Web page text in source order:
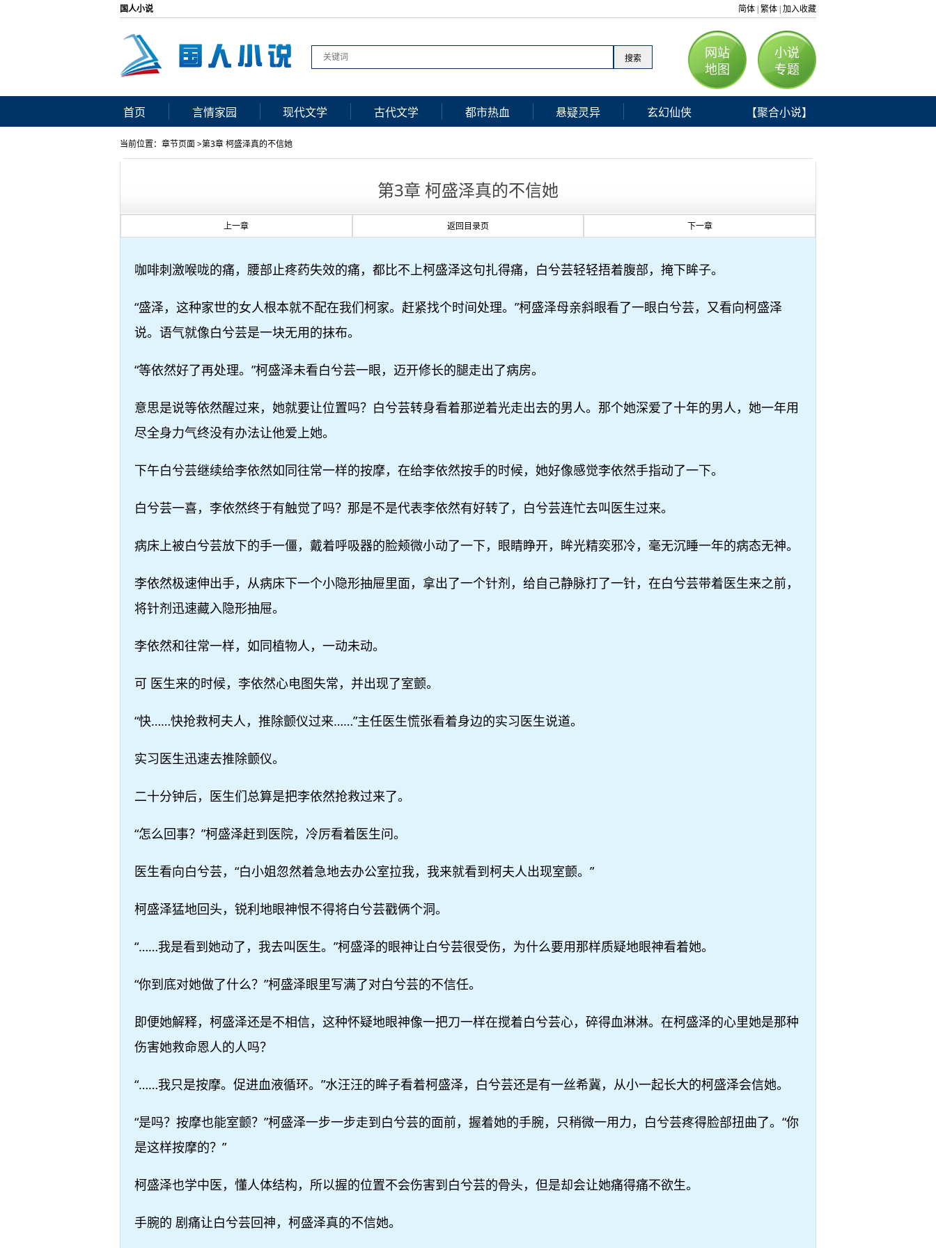
国人小说 简体 繁体 加入收藏
网站
地图
小说
专题
首页 言情家园 现代文学 古代文学 都市热血 悬疑灵异 玄幻仙侠 【聚合小说】
当前位置：章节页面 >第3章 柯盛泽真的不信她
第3章 柯盛泽真的不信她
上一章 返回目录页 下一章
咖啡刺激喉咙的痛，腰部止疼药失效的痛，都比不上柯盛泽这句扎得痛，白兮芸轻轻捂着腹部，掩下眸子。
“盛泽，这种家世的女人根本就不配在我们柯家。赶紧找个时间处理。”柯盛泽母亲斜眼看了一眼白兮芸，又看向柯盛泽
说。语气就像白兮芸是一块无用的抹布。
“等依然好了再处理。”柯盛泽未看白兮芸一眼，迈开修长的腿走出了病房。
意思是说等依然醒过来，她就要让位置吗？白兮芸转身看着那逆着光走出去的男人。那个她深爱了十年的男人，她一年用
尽全身力气终没有办法让他爱上她。
下午白兮芸继续给李依然如同往常一样的按摩，在给李依然按手的时候，她好像感觉李依然手指动了一下。
白兮芸一喜，李依然终于有触觉了吗？那是不是代表李依然有好转了，白兮芸连忙去叫医生过来。
病床上被白兮芸放下的手一僵，戴着呼吸器的脸颊微小动了一下，眼睛睁开，眸光精奕邪冷，毫无沉睡一年的病态无神。
李依然极速伸出手，从病床下一个小隐形抽屉里面，拿出了一个针剂，给自己静脉打了一针，在白兮芸带着医生来之前，
将针剂迅速藏入隐形抽屉。
李依然和往常一样，如同植物人，一动未动。
可 医生来的时候，李依然心电图失常，并出现了室颤。
“快……快抢救柯夫人，推除颤仪过来……”主任医生慌张看着身边的实习医生说道。
实习医生迅速去推除颤仪。
二十分钟后，医生们总算是把李依然抢救过来了。
“怎么回事？”柯盛泽赶到医院，冷厉看着医生问。
医生看向白兮芸，“白小姐忽然着急地去办公室拉我，我来就看到柯夫人出现室颤。”
柯盛泽猛地回头，锐利地眼神恨不得将白兮芸戳俩个洞。
“……我是看到她动了，我去叫医生。”柯盛泽的眼神让白兮芸很受伤，为什么要用那样质疑地眼神看着她。
“你到底对她做了什么？”柯盛泽眼里写满了对白兮芸的不信任。
即便她解释，柯盛泽还是不相信，这种怀疑地眼神像一把刀一样在搅着白兮芸心，碎得血淋淋。在柯盛泽的心里她是那种
伤害她救命恩人的人吗？
“……我只是按摩。促进血液循环。”水汪汪的眸子看着柯盛泽，白兮芸还是有一丝希冀，从小一起长大的柯盛泽会信她。
“是吗？按摩也能室颤？”柯盛泽一步一步走到白兮芸的面前，握着她的手腕，只稍微一用力，白兮芸疼得脸部扭曲了。“你
是这样按摩的？”
柯盛泽也学中医，懂人体结构，所以握的位置不会伤害到白兮芸的骨头，但是却会让她痛得痛不欲生。
手腕的 剧痛让白兮芸回神，柯盛泽真的不信她。